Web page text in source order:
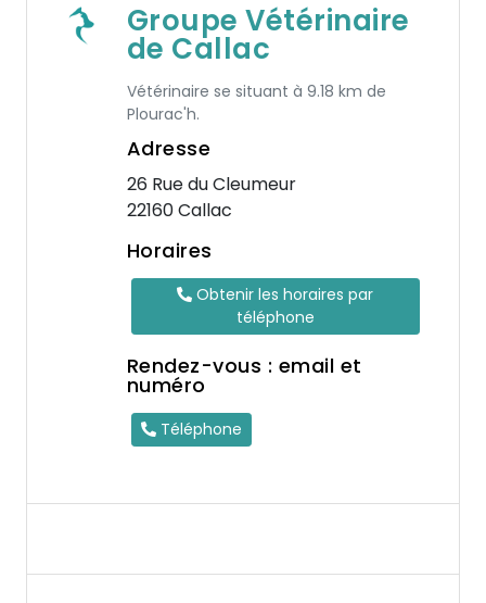
Groupe Vétérinaire
de Callac
Vétérinaire se situant à 9.18 km de
Plourac'h.
Adresse
26 Rue du Cleumeur
22160 Callac
Horaires
Obtenir les horaires par
téléphone
Rendez-vous : email et
numéro
Téléphone